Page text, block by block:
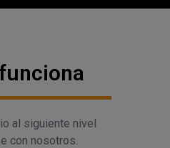
al siguiente nivel
con nosotros.